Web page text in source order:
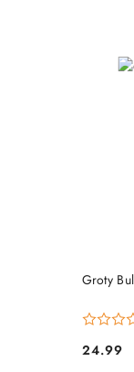
Groty
Cena:
24.99